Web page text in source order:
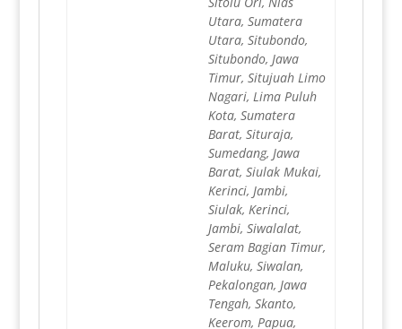
Utara, Sumatera
Utara, Situbondo,
Situbondo, Jawa
Timur, Situjuah Limo
Nagari, Lima Puluh
Kota, Sumatera
Barat, Situraja,
Sumedang, Jawa
Barat, Siulak Mukai,
Kerinci, Jambi,
Siulak, Kerinci,
Jambi, Siwalalat,
Seram Bagian Timur,
Maluku, Siwalan,
Pekalongan, Jawa
Tengah, Skanto,
Keerom, Papua,